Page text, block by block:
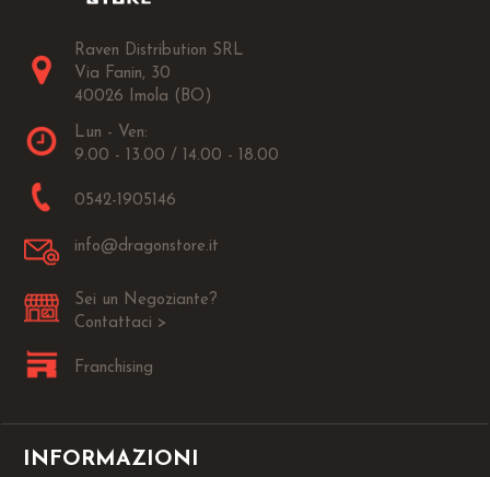
Raven Distribution SRL
Via Fanin, 30
40026 Imola (BO)
Lun - Ven:
9.00 - 13.00 / 14.00 - 18.00
0542-1905146
info@dragonstore.it
Sei un Negoziante?
Contattaci >
Franchising
INFORMAZIONI